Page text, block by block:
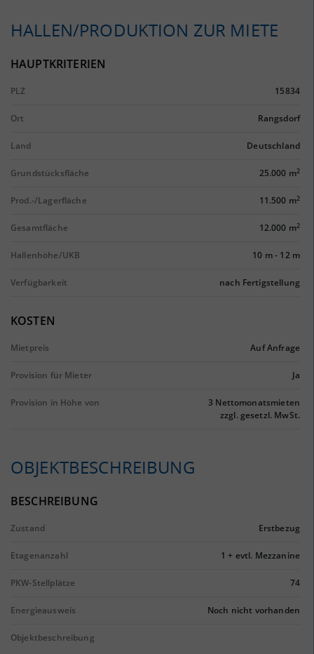
HALLEN/PRODUKTION ZUR MIETE
HAUPTKRITERIEN
PLZ 15834
Ort Rangsdorf
Land Deutschland
Grundstücksfläche 25.000 m2
Prod.-/Lagerfläche 11.500 m2
Gesamtfläche 12.000 m2
Hallenhöhe/UKB 10 m- 12 m
Verfügbarkeit nach Fertigstellung
KOSTEN
Mietpreis Auf Anfrage
Provision für Mieter Ja
Provision in Höhe von
3 Nettomonatsmieten
zzgl. gesetzl. MwSt.
OBJEKTBESCHREIBUNG
BESCHREIBUNG
Zustand Erstbezug
Etagenanzahl 1 + evtl. Mezzanine
PKW-Stellplätze 74
Energieausweis Noch nicht vorhanden
Objektbeschreibung